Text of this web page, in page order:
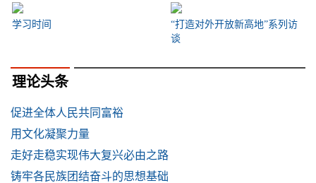
学习时间
“打造对外开放新高地”系列访
谈
理论头条
促进全体人民共同富裕
用文化凝聚力量
走好走稳实现伟大复兴必由之路
铸牢各民族团结奋斗的思想基础